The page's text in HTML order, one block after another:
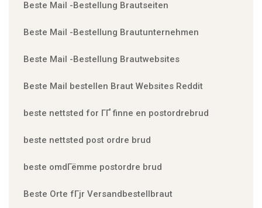
Beste Mail -Bestellung Brautseiten
Beste Mail -Bestellung Brautunternehmen
Beste Mail -Bestellung Brautwebsites
Beste Mail bestellen Braut Websites Reddit
beste nettsted for ГҐ finne en postordrebrud
beste nettsted post ordre brud
beste omdГёmme postordre brud
Beste Orte fГјr Versandbestellbraut